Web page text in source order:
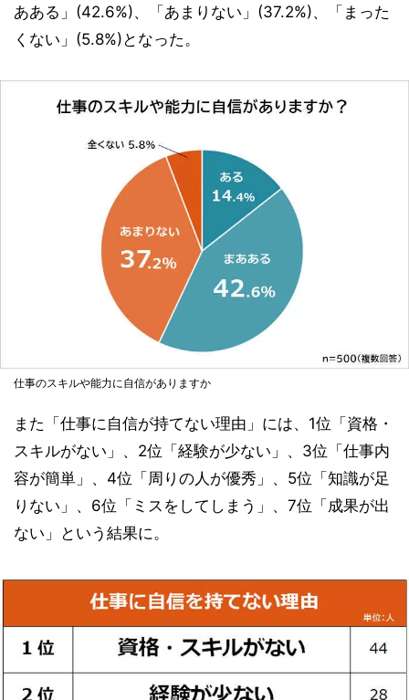
あある」(42.6%)、「あまりない」(37.2%)、「まった
くない」(5.8%)となった。
仕事のスキルや能力に自信がありますか
また「仕事に自信が持てない理由」には、1位「資格・
スキルがない」、2位「経験が少ない」、3位「仕事内
容が簡単」、4位「周りの人が優秀」、5位「知識が足
りない」、6位「ミスをしてしまう」、7位「成果が出
ない」という結果に。